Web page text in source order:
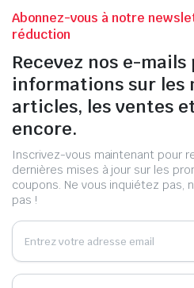
Abonnez-vous à notre
réduction
Recevez nos e-
informations sur les
articles, les ventes
encore.
Inscrivez-vous maintenant pour
dernières mises à jour sur les
coupons. Ne vous inquiétez pas,
pas !